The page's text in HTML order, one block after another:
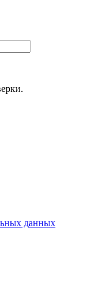
данных